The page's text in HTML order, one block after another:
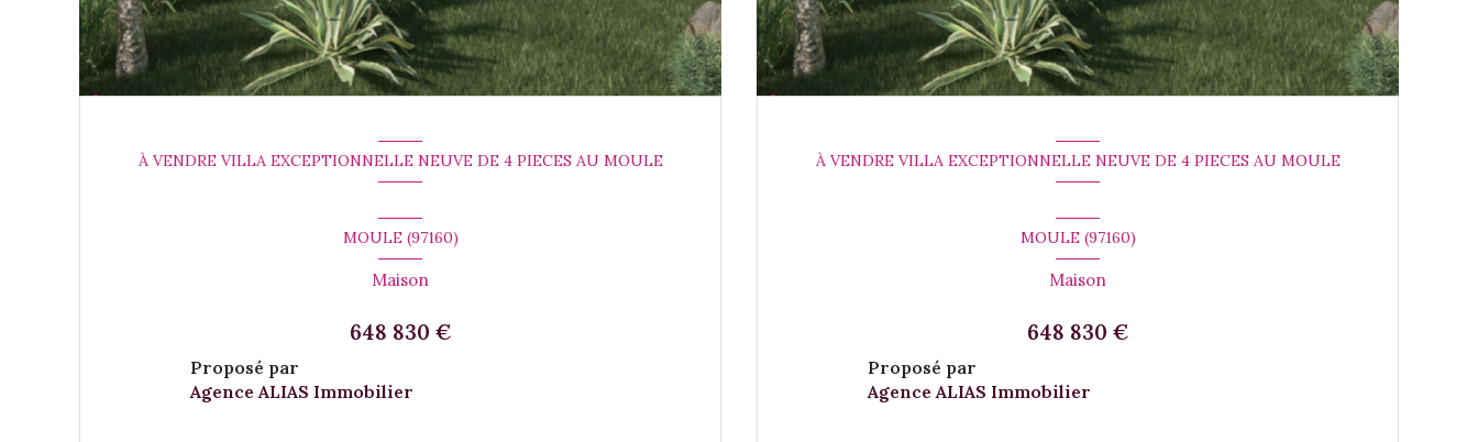
À VENDRE VILLA EXCEPTIONNELLE NEUVE DE 4 PIECES AU MOULE
MOULE (97160)
Maison
648 830 €
Proposé par
Agence ALIAS Immobilier
À VENDRE VILLA EXCEPTIONNELLE NEUVE DE 4 PIECES AU MOULE
MOULE (97160)
Maison
648 830 €
Proposé par
Agence ALIAS Immobilier